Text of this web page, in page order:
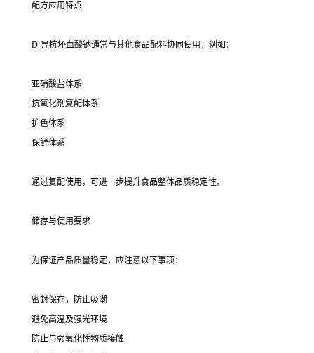
配方应用特点
D-异抗坏血酸钠通常与其他食品配料协同使用，例如：
亚硝酸盐体系
抗氧化剂复配体系
护色体系
保鲜体系
通过复配使用，可进一步提升食品整体品质稳定性。
储存与使用要求
为保证产品质量稳定，应注意以下事项：
密封保存，防止吸潮
避免高温及强光环境
防止与强氧化性物质接触